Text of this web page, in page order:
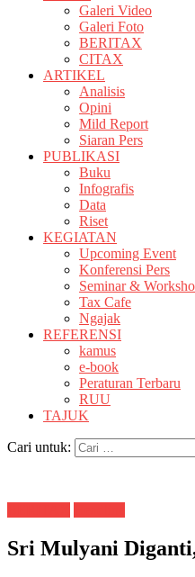
Galeri Video
Galeri Foto
BERITAX
CITAX
ARTIKEL
Analisis
Opini
Mild Report
Siaran Pers
PUBLIKASI
Buku
Infografis
Data
Riset
KEGIATAN
Upcoming Event
Konferensi Pers
Seminar &
Tax Cafe
Ngajak
REFERENSI
kamus
e-book
Peraturan Terbaru
RUU
TAJUK
Cari untuk:
Sri Mulyani